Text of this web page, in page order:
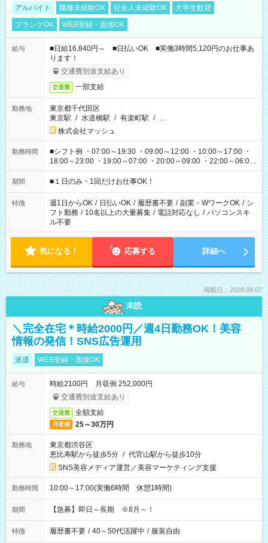
アルバイト 職種未経験OK 社会人未経験OK
大学生歓迎
ブランクOK
WEB登録・面接OK
給与
■日給16,840円～ ■日払いOK ■実働3時間5,120円のお仕事あ
ります！
交通費別途支給あり
交通費 一部支給
勤務地
東京都千代田区
東京駅 / 水道橋駅 / 有楽町駅 / …
株式会社マッシュ
勤務時間
■シフト例 ・07:00～19:30 ・09:00～12:00 ・10:00～17:00 ・
18:00～23:00 ・19:00～07:00 ・20:00～09:00 ・22:00～06:00
etc ★最短で3時間で5,120円のお仕事から 15時間で2万円近く稼
げるお仕事も！ ご希望のお時間に合わせてご紹介！ ※シフトは
ください！
期間 ■１日のみ・1回だけお仕事OK！
特徴 週1日からOK / 日払いOK / 履歴書不要 / 副業・WワークOK / シ
フト勤務 / 10名以上の大量募集 / 電話対応なし / パソコンスキ
ル不要
気になる！ 応募する 詳細へ
掲載日：2026.08.07
未読
＼完全在宅＊時給2000円／週4日勤務OK！美容
情報の発信！SNS広告運用
派遣 WEB登録・面接OK
給与
時給2100円 月収例 252,000円
交通費別途支給あり
交通費 全額支給
月収例 25～30万円
勤務地
東京都渋谷区
恵比寿駅から徒歩5分 / 代官山駅から徒歩10分
SNS美容メディア運営／美容マーケティング支援
勤務時間 10:00～17:00(実働6時間 休憩1時間)
期間 【急募】即日～長期 ※8月～！
特徴 履歴書不要 / 40～50代活躍中 / 服装自由